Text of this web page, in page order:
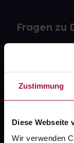
Zustimmung
Diese Webseite
Wir verwenden
Fragen zu